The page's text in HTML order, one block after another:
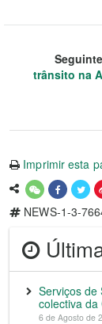
trânsito na
Imprimir esta
NEWS-1-3-
Serviços de
colectiva da
6 de Agosto de